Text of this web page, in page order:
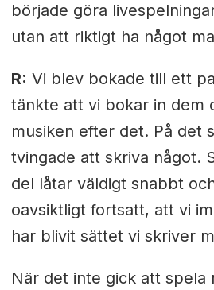
började göra
utan att riktigt ha något
R: Vi blev bokade till ett
tänkte att vi bokar in dem
musiken efter det. På det
tvingade att skriva något.
del låtar väldigt snabbt
oavsiktligt fortsatt, att vi
har blivit sättet vi skriver
När det inte gick att spela